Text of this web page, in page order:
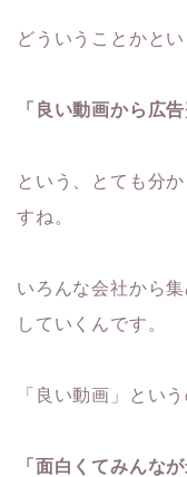
どういうことかと
「良い動画から広
という、とても分
すね。
いろんな会社から
していくんです。
「良い動画」という
「面白くてみんな